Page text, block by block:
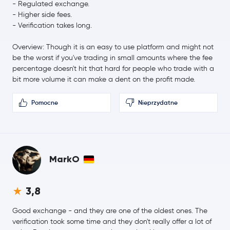
Cardano ADA
0,3 %
Stellar Lumens XLM
0,1 %
0,16 USD
Dai
Toncoin TON
Hedera Hashgraph HBAR
- Regulated exchange.
- Higher side fees.
- Verification takes long.
Overview: Though it is an easy to use platform and might not
be the worst if you've trading in small amounts where the fee
percentage doesn't hit that hard for people who trade with a
bit more volume it can make a dent on the profit made.
Pomocne Nieprzydatne
MarkO
3,8
Good exchange - and they are one of the oldest ones. The
verification took some time and they don't really offer a lot of